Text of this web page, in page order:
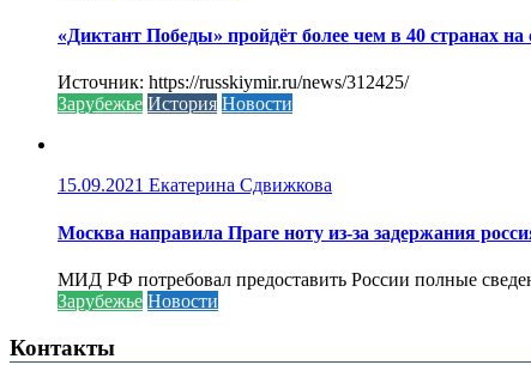
«Диктант Победы» пройдёт более чем в 40 странах
Источник: https://russkiymir.ru/news/312425/
Зарубежье История Новости
15.09.2021 Екатерина Сдвижкова
Москва направила Праге ноту из-за задержания
МИД РФ потребовал предоставить России полные
Зарубежье Новости
Контакты